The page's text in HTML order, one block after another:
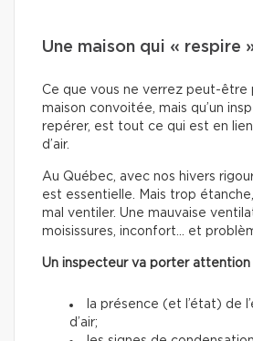
Une maison qui « respire
Ce que vous ne verrez peut-être
maison convoitée, mais qu’un
repérer, est tout ce qui est en
d’air.
Au Québec, avec nos hivers
est essentielle. Mais trop
mal ventiler. Une mauvaise
moisissures, inconfort… et
Un inspecteur va porter attention
la présence (et l’état) de
d’air;